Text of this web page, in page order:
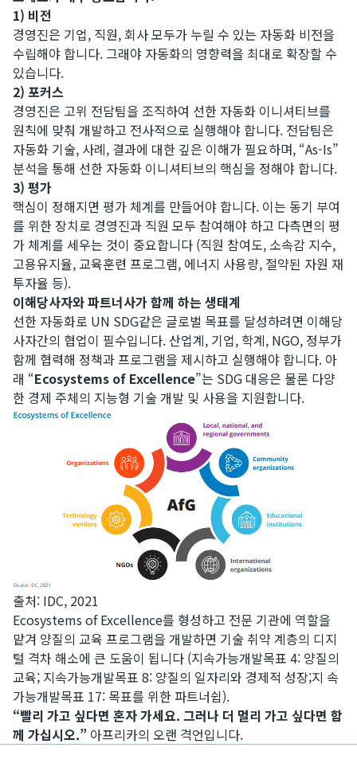
1) 비전
경영진은 기업, 직원, 회사 모두가 누릴 수 있는 자동화 비전을
수립해야 합니다. 그래야 자동화의 영향력을 최대로 확장할 수
있습니다.
2) 포커스
경영진은 고위 전담팀을 조직하여 선한 자동화 이니셔티브를
원칙에 맞춰 개발하고 전사적으로 실행해야 합니다. 전담팀은
자동화 기술, 사례, 결과에 대한 깊은 이해가 필요하며, “As-Is”
분석을 통해 선한 자동화 이니셔티브의 핵심을 정해야 합니다.
3) 평가
핵심이 정해지면 평가 체계를 만들어야 합니다. 이는 동기 부여
를 위한 장치로 경영진과 직원 모두 참여해야 하고 다측면의 평
가 체계를 세우는 것이 중요합니다 (직원 참여도, 소속감 지수,
고용유지율, 교육훈련 프로그램, 에너지 사용량, 절약된 자원 재
투자율 등).
이해당사자와 파트너사가 함께 하는 생태계
선한 자동화로 UN SDG같은 글로벌 목표를 달성하려면 이해당
사자간의 협업이 필수입니다. 산업계, 기업, 학계, NGO, 정부가
함께 협력해 정책과 프로그램을 제시하고 실행해야 합니다. 아
래 “Ecosystems of Excellence”는 SDG 대응은 물론 다양
한 경제 주체의 지능형 기술 개발 및 사용을 지원합니다.
출처: IDC, 2021​
Ecosystems of Excellence를 형성하고 전문 기관에 역할을
맡겨 양질의 교육 프로그램을 개발하면 기술 취약 계층의 디지
털 격차 해소에 큰 도움이 됩니다 (지속가능개발목표 4: 양질의
교육; 지속가능개발목표 8: 양질의 일자리와 경제적 성장;지 속
가능개발목표 17: 목표를 위한 파트너쉽).
“빨리 가고 싶다면 혼자 가세요. 그러나 더 멀리 가고 싶다면 함
께 가십시오.” 아프리카의 오랜 격언입니다.